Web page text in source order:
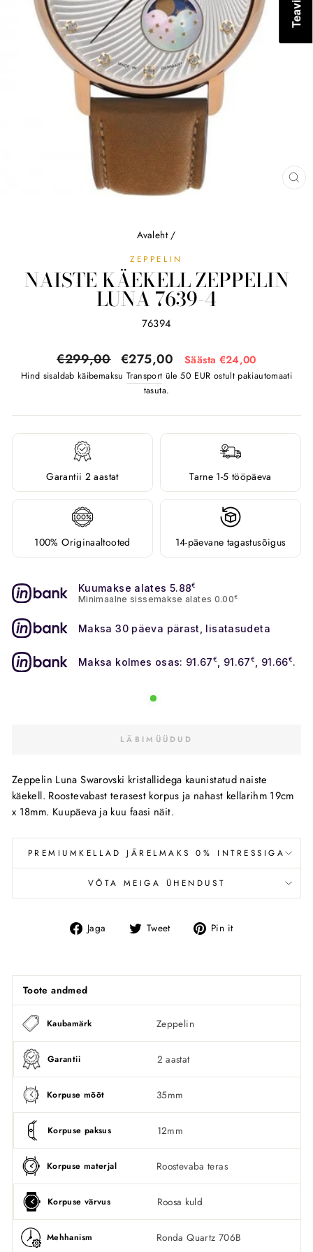
Avaleht /
ZEPPELIN
NAISTE KÄEKELL ZEPPELIN
LUNA 7639-4
76394
Tavahind
€299,00 Soodushind
€275,00 Säästa €24,00
Hind sisaldab käibemaksuTransport üle 50 EUR ostult pakiautomaati
tasuta.
Garantii 2 aastat Tarne 1-5 tööpäeva
100% Originaaltooted 14-päevane tagastusõigus
Kuumakse alates 5.88€
Minimaalne sissemakse alates 0.00€
Maksa 30 päeva pärast, lisatasudeta
Maksa kolmes osas: 91.67 € , 91.67 € , 91.66€ .
LÄBIMÜÜDUD
Zeppelin Luna Swarovski kristallidega kaunistatud naiste
käekell. Roostevabast terasest korpus ja nahast kellarihm 19cm
x 18mm. Kuupäeva ja kuu faasi näit.
PREMIUMKELLAD JÄRELMAKS 0% INTRESSIGA
VÕTA MEIGA ÜHENDUST
Jaga
Jaga
Tweet Tweet Pin it
Toote andmed
Kaubamärk Zeppelin
Garantii 2 aastat
Korpuse mõõt 35mm
Korpuse paksus 12mm
Korpuse materjal Roostevaba teras
Korpuse värvus Roosa kuld
Mehhanism Ronda Quartz 706B